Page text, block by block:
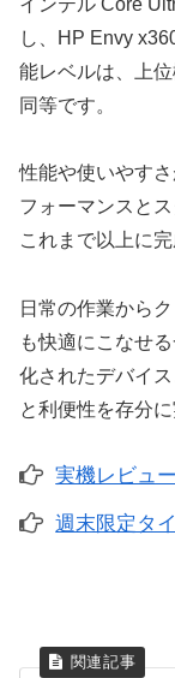
し、HP Envy
能レベルは、上
同等です。
性能や使いやす
フォーマンスと
これまで以上に
日常の作業から
も快適にこなせ
化されたデバイ
と利便性を存分
実機レビュ
週末限定タ